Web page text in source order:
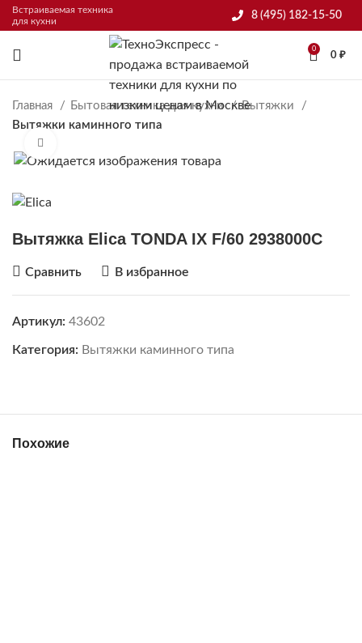
Встраиваемая техника
для кухни
8 (495) 182-15-50
0
0 ₽
Главная Бытовая техника для кухни
Вытяжки
Вытяжки каминного типа
Вытяжка Elica TONDA IX F/60 2938000C
Сравнить В избранное
Артикул: 43602
Категория: Вытяжки каминного типа
Похожие